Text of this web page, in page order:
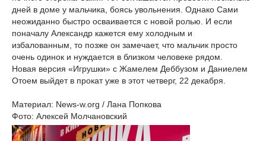
дней в доме у мальчика, боясь увольнения. Однако Сами
неожиданно быстро осваивается с новой ролью. И если
поначалу Александр кажется ему холодным и
избалованным, то позже он замечает, что мальчик просто
очень одинок и нуждается в близком человеке рядом.
Новая версия «Игрушки» с Жамелем Деббузом и Даниелем
Отоем выйдет в прокат уже в этот четверг, 22 декабря.
Материал: News-w.org / Лана Попкова
Фото: Алексей Молчановский